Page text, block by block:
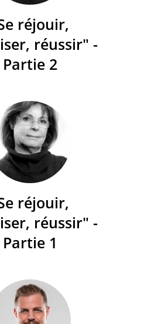
réjouir,
réussir" -
Partie 2
réjouir,
réussir" -
Partie 1